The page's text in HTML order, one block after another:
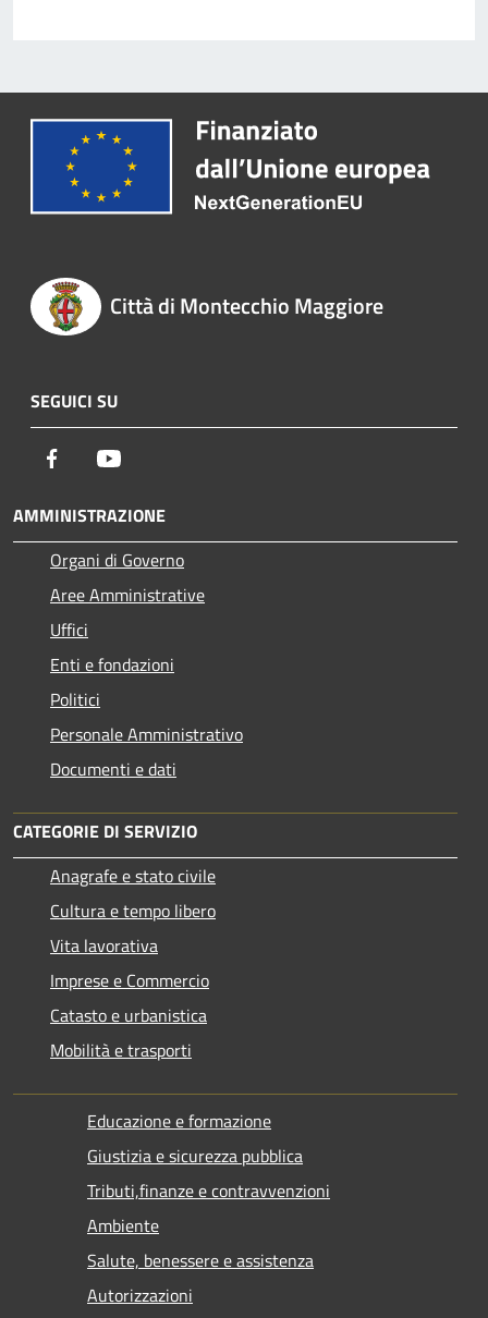
Città di Montecchio Maggiore
SEGUICI SU
Facebook
AMMINISTRAZIONE
Organi di Governo
Aree Amministrative
Uffici
Enti e fondazioni
Politici
Personale Amministrativo
Documenti e dati
CATEGORIE DI SERVIZIO
Anagrafe e stato civile
Cultura e tempo libero
Vita lavorativa
Imprese e Commercio
Catasto e urbanistica
Mobilità e trasporti
Educazione e formazione
Giustizia e sicurezza pubblica
Tributi,finanze e contravvenzioni
Ambiente
Salute, benessere e assistenza
Autorizzazioni